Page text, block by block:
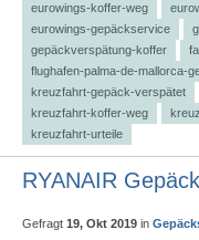
eurowings-koffer-weg
eurowings-gepäckservice
gepäckverspätung-koffer
flughafen-palma-de-mallorca-
kreuzfahrt-gepäck-verspätet
kreuzfahrt-koffer-weg
kreuzfahrt-urteile
RYANAIR
Gefragt 19, Okt 2019 in